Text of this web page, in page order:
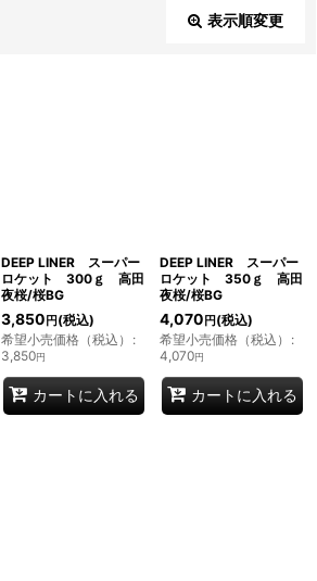
表示順変更
DEEP LINER スーパー
ロケット 300ｇ 高田
夜桜/桜BG
3,850 円(税込)
希望小売価格（税込） :
3,850円
カートに入れる
DEEP LINER スーパー
ロケット 350ｇ 高田
夜桜/桜BG
4,070 円(税込)
希望小売価格（税込） :
4,070円
カートに入れる